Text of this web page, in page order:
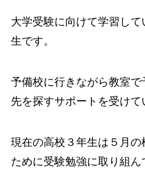
大学受験に向けて学習し
生です。
予備校に行きながら教室
先を探すサポートを受けて
現在の高校３年生は５月
ために受験勉強に取り組ん